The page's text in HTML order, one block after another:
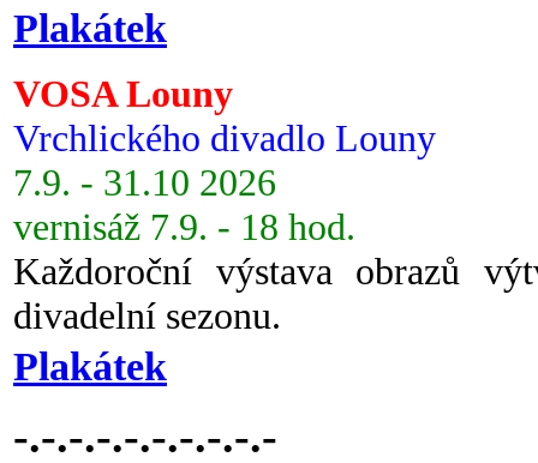
Plakátek
VOSA Louny
Vrchlického divadlo Louny
7.9. - 31.10 2026
vernisáž 7.9. - 18 hod.
Každoroční výstava obrazů
divadelní sezonu.
Plakátek
-.-.-.-.-.-.-.-.-.-